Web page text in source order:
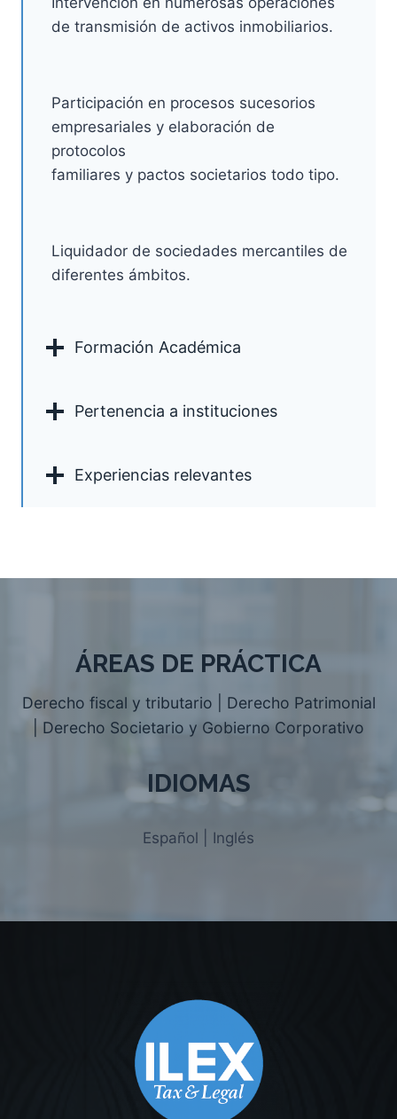
de transmisión de activos inmobiliarios.
Participación en procesos sucesorios
empresariales y elaboración de
protocolos
familiares y pactos societarios todo tipo.
Liquidador de sociedades mercantiles de
diferentes ámbitos.
Formación Académica
Pertenencia a instituciones
Experiencias relevantes
ÁREAS DE PRÁCTICA
Derecho fiscal y tributario | Derecho Patrimonial
| Derecho Societario y Gobierno Corporativo
IDIOMAS
Español | Inglés